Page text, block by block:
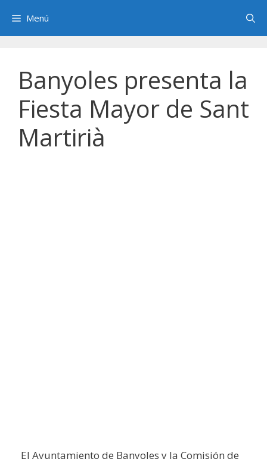
contenido
Menú
Banyoles presenta la
Fiesta Mayor de Sant
Martirià
El Ayuntamiento de Banyoles y la Comisión de